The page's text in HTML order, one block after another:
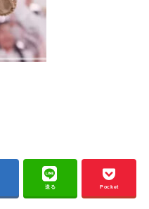
送る Pocket